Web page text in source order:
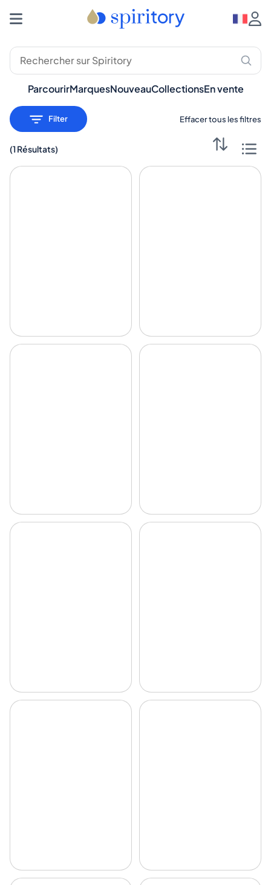
ParcourirMarquesNouveauCollectionsEn vente
Filter Effacer tous les filtres
(1 Résultats)
Spiritueux Premium : Whisky, Rhum, Gin – Spiritory